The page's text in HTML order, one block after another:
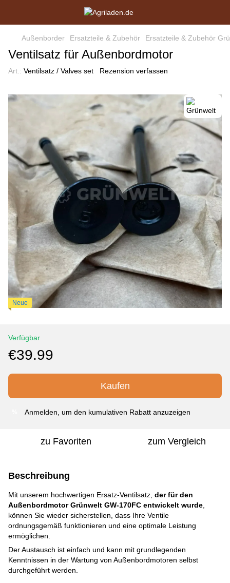
Außenborder Ersatzteile & Zubehör Ersatzteile & Zubehör
Ventilsatz für Außenbordmotor
Art.: Ventilsatz / Valves set Rezension verfassen
Neue
Verfügbar
€39.99
Kaufen
Anmelden , um den kumulativen Rabatt anzuzeigen
zu Favoriten zum Vergleich
Beschreibung
Mit unserem hochwertigen Ersatz-Ventilsatz, der für den
Außenbordmotor Grünwelt GW-170FC entwickelt wurde
können Sie wieder sicherstellen, dass Ihre Ventile
ordnungsgemäß funktionieren und eine optimale Leistung
ermöglichen.
Der Austausch ist einfach und kann mit grundlegenden
Kenntnissen in der Wartung von Außenbordmotoren selbst
durchgeführt werden.